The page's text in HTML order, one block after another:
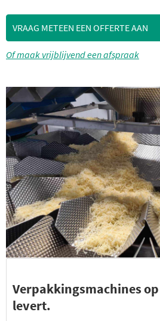
VRAAG METEEN EEN OFFERTE AAN
Of maak vrijblijvend een afspraak
Verpakkingsmachines
levert.